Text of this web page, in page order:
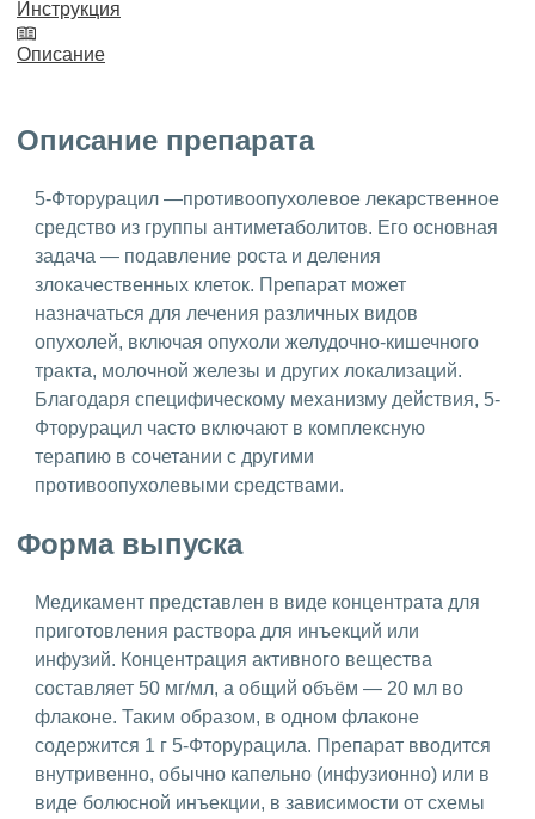
Инструкция
Описание
Описание препарата
5-Фторурацил —противоопухолевое лекарственное
средство из группы антиметаболитов. Его основная
задача — подавление роста и деления
злокачественных клеток. Препарат может
назначаться для лечения различных видов
опухолей, включая опухоли желудочно-кишечного
тракта, молочной железы и других локализаций.
Благодаря специфическому механизму действия, 5-
Фторурацил часто включают в комплексную
терапию в сочетании с другими
противоопухолевыми средствами.
Форма выпуска
Медикамент представлен в виде концентрата для
приготовления раствора для инъекций или
инфузий. Концентрация активного вещества
составляет 50 мг/мл, а общий объём — 20 мл во
флаконе. Таким образом, в одном флаконе
содержится 1 г 5-Фторурацила. Препарат вводится
внутривенно, обычно капельно (инфузионно) или в
виде болюсной инъекции, в зависимости от схемы